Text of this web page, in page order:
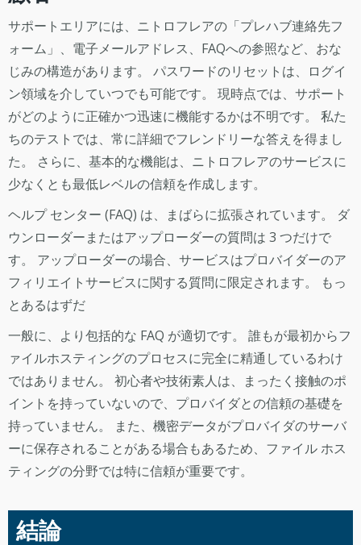
サポートエリアには、ニトロフレアの「プレハブ連絡先フ
ォーム」、電子メールアドレス、FAQへの参照など、おな
じみの構造があります。 パスワードのリセットは、ログイ
ン領域を介していつでも可能です。 現時点では、サポート
がどのように正確かつ迅速に機能するかは不明です。 私た
ちのテストでは、常に詳細でフレンドリーな答えを得まし
た。 さらに、基本的な機能は、ニトロフレアのサービスに
少なくとも最低レベルの信頼を作成します。
ヘルプ センター (FAQ) は、まばらに拡張されています。 ダ
ウンローダーまたはアップローダーの質問は 3 つだけで
す。 アップローダーの場合、サービスはプロバイダーのア
フィリエイトサービスに関する質問に限定されます。 もっ
とあるはずだ
一般に、より包括的な FAQ が適切です。 誰もが最初からフ
ァイルホスティングのプロセスに完全に精通しているわけ
ではありません。 初心者や技術素人は、まったく接触のポ
イントを持っていないので、プロバイダとの信頼の基礎を
持っていません。 また、機密データがプロバイダのサーバ
ーに保存されることがある場合もあるため、ファイル ホス
ティングの分野では特に信頼が重要です。
結論